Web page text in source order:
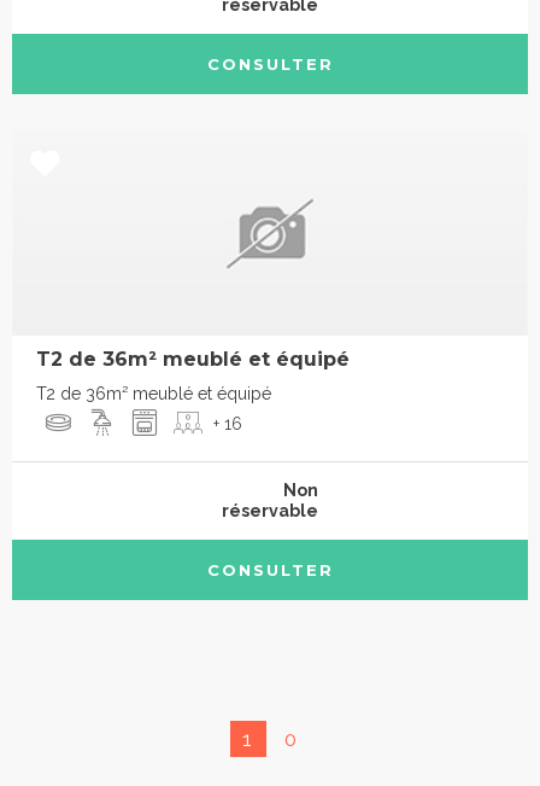
réservable
CONSULTER
T2 de 36m² meublé et équipé
T2 de 36m² meublé et équipé
+ 16
Non
réservable
CONSULTER
1 0